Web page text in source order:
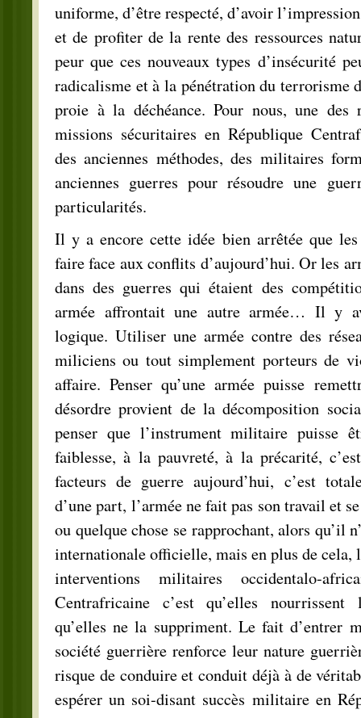
uniforme, d’être respecté, d’avoir
et de profiter de la rente des ressources
peur que ces nouveaux types d’insécurité
radicalisme et à la pénétration du terrorisme
proie à la déchéance. Pour nous, une des
missions sécuritaires en République
des anciennes méthodes, des militaires
anciennes guerres pour résoudre une
particularités.
Il y a encore cette idée bien arrêtée que les
faire face aux conflits d’aujourd’hui. Or les
dans des guerres qui étaient des
armée affrontait une autre armée… Il y
logique. Utiliser une armée contre des
miliciens ou tout simplement porteurs de
affaire. Penser qu’une armée puisse
désordre provient de la décomposition
penser que l’instrument militaire
faiblesse, à la pauvreté, à la ­précarité,
facteurs de guerre aujourd’hui, c’est
d’une part, l’armée ne fait pas son travail et
ou quelque chose se rapprochant, alors qu’il
internationale officielle, mais en plus de cela,
interventions militaires occidentalo-
Centrafricaine c’est qu’elles nourrissent
qu’elles ne la suppriment. Le fait d’entrer
société guerrière renforce leur nature
risque de conduire et conduit déjà à de
espérer un soi-disant succès militaire en